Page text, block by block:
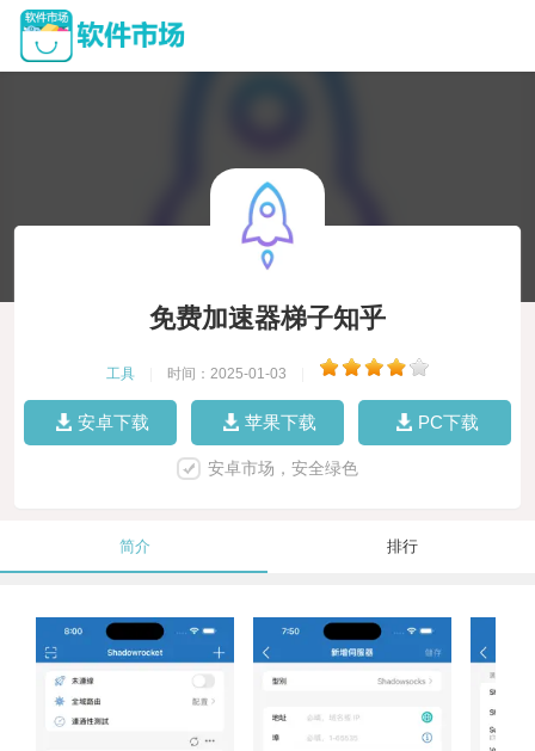
免费加速器梯子知乎
工具 时间：2025-01-03
安卓下载 苹果下载 PC下载
安卓市场，安全绿色
简介 排行